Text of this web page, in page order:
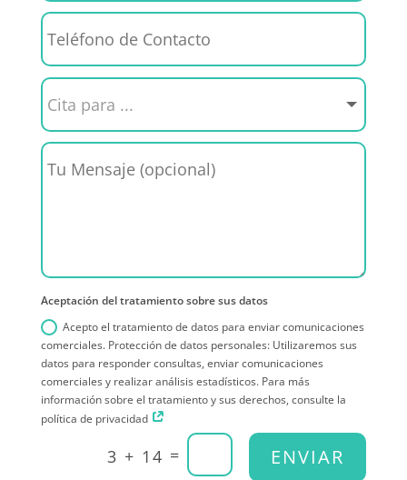
Aceptación del tratamiento sobre sus datos
Acepto el tratamiento de datos para enviar comunicaciones
comerciales. Protección de datos personales: Utilizaremos sus
datos para responder consultas, enviar comunicaciones
comerciales y realizar análisis estadísticos. Para más
información sobre el tratamiento y sus derechos, consulte la
política de privacidad
3 + 14 = ENVIAR